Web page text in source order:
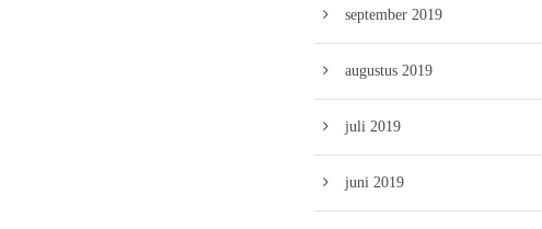
september 2019
augustus 2019
juli 2019
juni 2019